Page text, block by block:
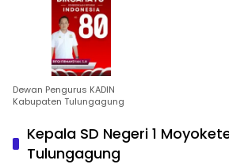
Dewan Pengurus KADIN
Kabupaten Tulungagung
Kepala SD Negeri 1
Tulungagung